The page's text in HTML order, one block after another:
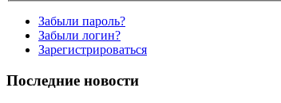
Забыли пароль?
Забыли логин?
Зарегистрироваться
Последние новости